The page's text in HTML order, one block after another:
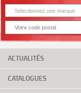
ACTUALITÉS
CATALOGUES